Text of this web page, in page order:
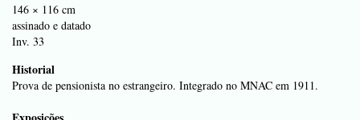
146 × 116 cm
assinado e datado
Inv. 33
Historial
Prova de pensionista no estrangeiro. Integrado no MNAC em 1911.